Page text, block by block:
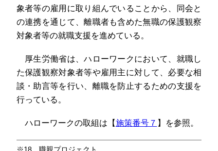
象者等の雇用に取り組んでいることから、同会と
の連携を通じて、離職者も含めた無職の保護観察
対象者等の就職支援を進めている。
厚生労働省は、ハローワークにおいて、就職し
た保護観察対象者等や雇用主に対して、必要な相
談・助言等を行い、離職を防止するための支援を
行っている。
ハローワークの取組は【施策番号７ 】を参照。
※18 職親プロジェクト